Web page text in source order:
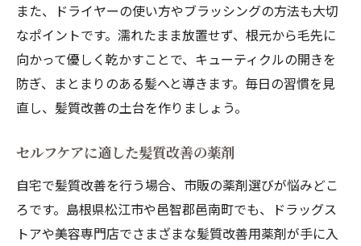
また、ドライヤーの使い方やブラッシングの方法も大切
なポイントです。濡れたまま放置せず、根元から毛先に
向かって優しく乾かすことで、キューティクルの開きを
防ぎ、まとまりのある髪へと導きます。毎日の習慣を見
直し、髪質改善の土台を作りましょう。
セルフケアに適した髪質改善の薬剤
自宅で髪質改善を行う場合、市販の薬剤選びが悩みどこ
ろです。島根県松江市や邑智郡邑南町でも、ドラッグス
トアや美容専門店でさまざまな髪質改善用薬剤が手に入